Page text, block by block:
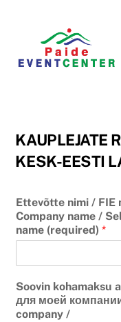
KAUPLEJATE
KESK-EESTI
Ettevõtte nimi / FIE
Company name /
name (required)*
Soovin kohamaksu
для моей
company /